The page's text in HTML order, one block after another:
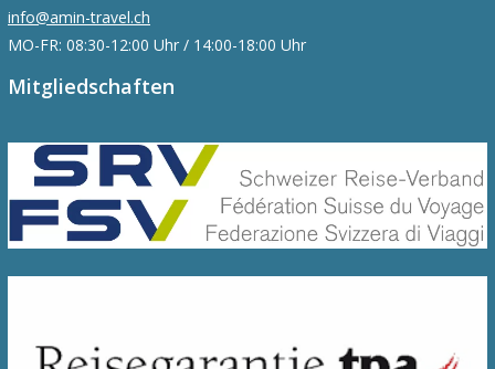
info@amin-travel.ch
MO-FR: 08:30-12:00 Uhr / 14:00-18:00 Uhr
Mitgliedschaften